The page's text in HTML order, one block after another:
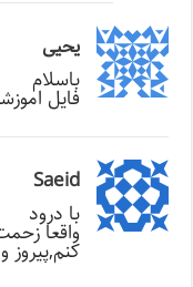
یحیی
باسلام
فایل
Saeid
با درود
واقعا
کنم,پیروز